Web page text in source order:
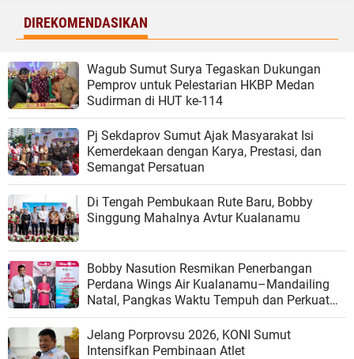
DIREKOMENDASIKAN
Wagub Sumut Surya Tegaskan Dukungan
Pemprov untuk Pelestarian HKBP Medan
Sudirman di HUT ke-114
Pj Sekdaprov Sumut Ajak Masyarakat Isi
Kemerdekaan dengan Karya, Prestasi, dan
Semangat Persatuan
Di Tengah Pembukaan Rute Baru, Bobby
Singgung Mahalnya Avtur Kualanamu
Bobby Nasution Resmikan Penerbangan
Perdana Wings Air Kualanamu–Mandailing
Natal, Pangkas Waktu Tempuh dan Perkuat
Konektivitas
Jelang Porprovsu 2026, KONI Sumut
Intensifkan Pembinaan Atlet